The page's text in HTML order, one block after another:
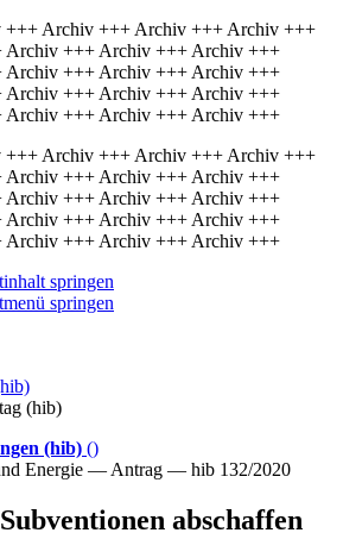
Archiv +++ Archiv +++ Archiv +++
+++ Archiv +++ Archiv +++
+++ Archiv +++ Archiv +++
+++ Archiv +++ Archiv +++
+++ Archiv +++ Archiv +++
Archiv +++ Archiv +++ Archiv +++
+++ Archiv +++ Archiv +++
+++ Archiv +++ Archiv +++
+++ Archiv +++ Archiv +++
+++ Archiv +++ Archiv +++
springen
springen
(hib)
(hib) ()
Energie — Antrag — hib 132/2020
abschaffen